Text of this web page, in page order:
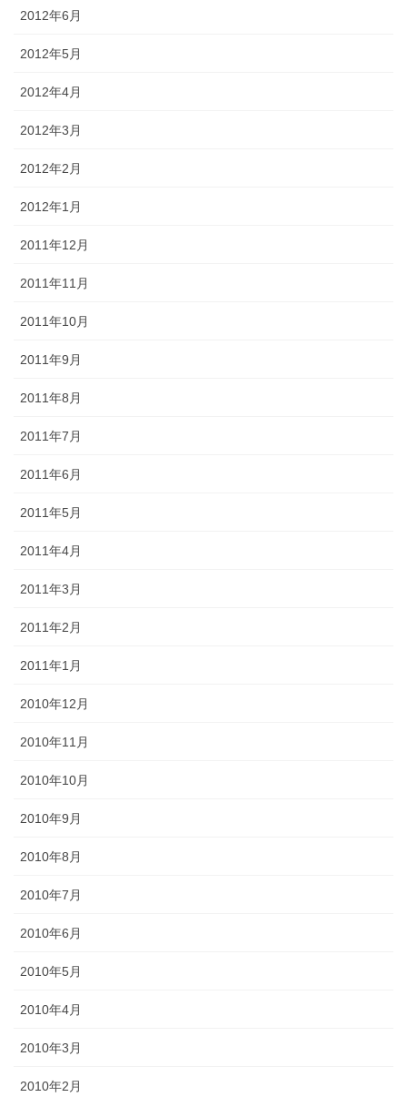
2012年6月
2012年5月
2012年4月
2012年3月
2012年2月
2012年1月
2011年12月
2011年11月
2011年10月
2011年9月
2011年8月
2011年7月
2011年6月
2011年5月
2011年4月
2011年3月
2011年2月
2011年1月
2010年12月
2010年11月
2010年10月
2010年9月
2010年8月
2010年7月
2010年6月
2010年5月
2010年4月
2010年3月
2010年2月